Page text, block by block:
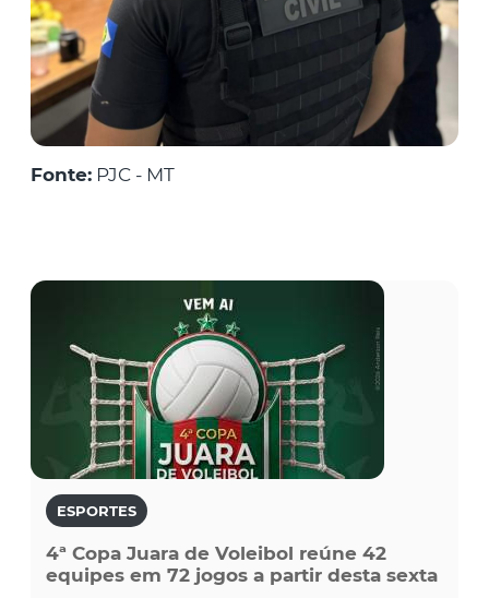
Fonte: PJC - MT
ESPORTES
4ª Copa Juara de Voleibol reúne 42
equipes em 72 jogos a partir desta sexta